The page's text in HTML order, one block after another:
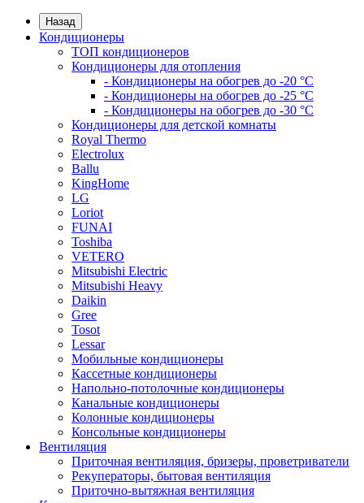
Назад
Кондиционеры
ТОП кондиционеров
Кондиционеры для отопления
- Кондиционеры на обогрев до -20 °C
- Кондиционеры на обогрев до -25 °C
- Кондиционеры на обогрев до -30 °C
Кондиционеры для детской комнаты
Royal Thermo
Electrolux
Ballu
KingHome
LG
Loriot
FUNAI
Toshiba
VETERO
Mitsubishi Electric
Mitsubishi Heavy
Daikin
Gree
Tosot
Lessar
Мобильные кондиционеры
Кассетные кондиционеры
Напольно-потолочные кондиционеры
Канальные кондиционеры
Колонные кондиционеры
Консольные кондиционеры
Вентиляция
Приточная вентиляция, бризеры, проветриватели
Рекуператоры, бытовая вентиляция
Приточно-вытяжная вентиляция